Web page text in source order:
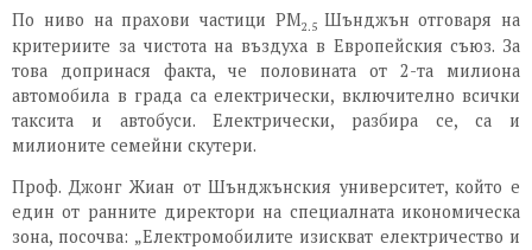
По ниво на прахови частици PM2.5 Шънджън отговаря на
критериите за чистота на въздуха в Европейския съюз. За
това допринася факта, че половината от 2-та милиона
автомобила в града са електрически, включително всички
таксита и автобуси. Електрически, разбира се, са и
милионите семейни скутери.
Проф. Джонг Жиан от Шънджънския университет, който е
един от ранните директори на специалната икономическа
зона, посочва: „Електромобилите изискват електричество и